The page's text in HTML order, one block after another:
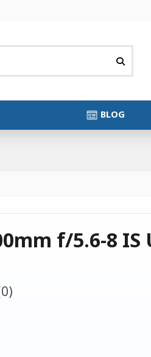
BLOG
f/5.6-8 IS